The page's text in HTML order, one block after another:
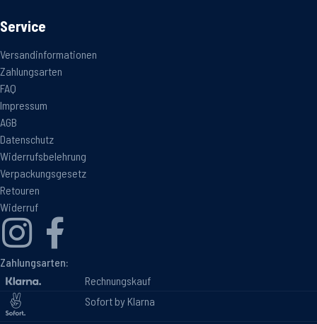
Service
Versandinformationen
Zahlungsarten
FAQ
Impressum
AGB
Datenschutz
Widerrufsbelehrung
Verpackungsgesetz
Retouren
Widerruf
Zahlungsarten:
Rechnungskauf
Sofort by Klarna